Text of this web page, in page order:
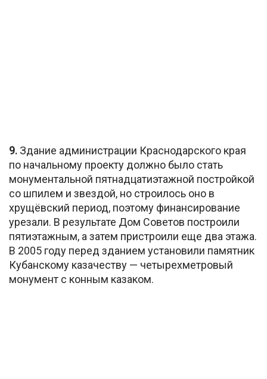
9. Здание администрации Краснодарского края
по начальному проекту должно было стать
монументальной пятнадцатиэтажной постройкой
со шпилем и звездой, но строилось оно в
хрущёвский период, поэтому финансирование
урезали. В результате Дом Советов построили
пятиэтажным, а затем пристроили еще два этажа.
В 2005 году перед зданием установили памятник
Кубанскому казачеству — четырехметровый
монумент с конным казаком.